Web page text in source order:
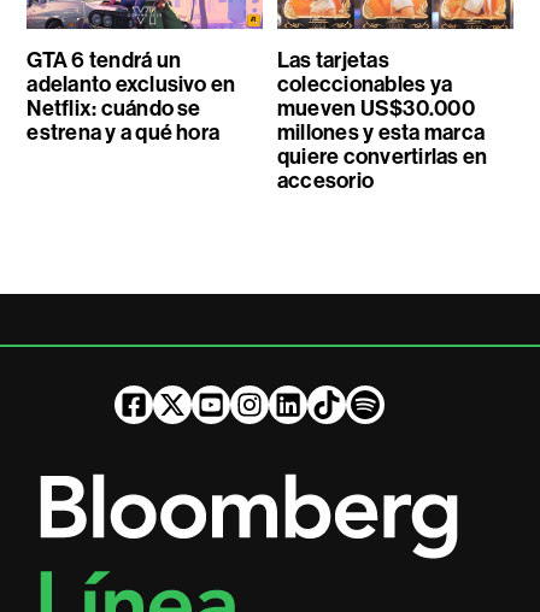
GTA 6 tendrá un
adelanto exclusivo en
Netflix: cuándo se
estrena y a qué hora
Las tarjetas
coleccionables ya
mueven US$30.000
millones y esta marca
quiere convertirlas en
accesorio